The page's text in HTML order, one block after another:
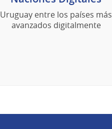
Uruguay entre los países más
avanzados digitalmente